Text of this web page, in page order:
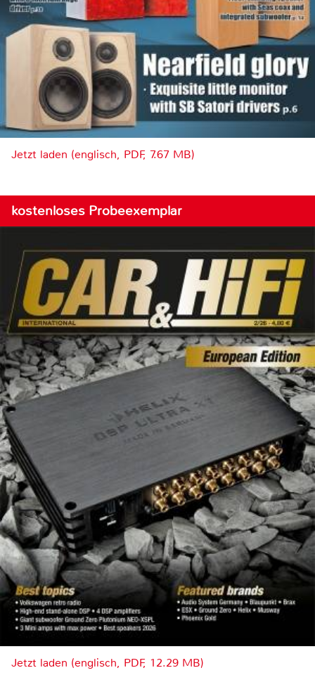
Jetzt laden (englisch, PDF, 7.67 MB)
kostenloses Probeexemplar
Jetzt laden (englisch, PDF, 12.29 MB)